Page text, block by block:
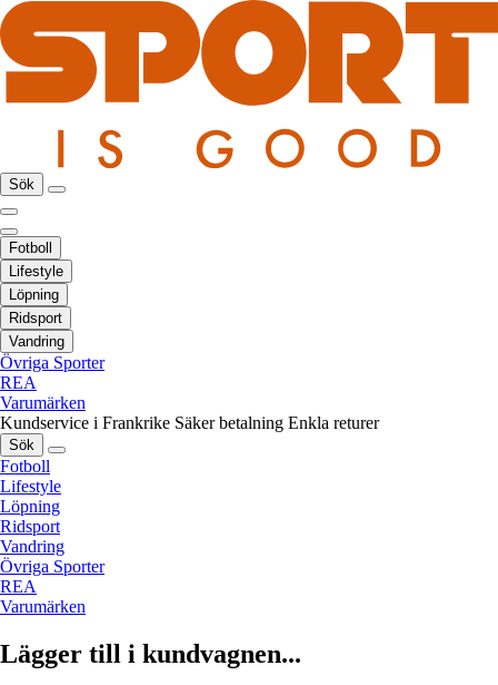
Sök
Fotboll
Lifestyle
Löpning
Ridsport
Vandring
Övriga Sporter
REA
Varumärken
Kundservice i Frankrike Säker betalning Enkla returer
Sök
Fotboll
Lifestyle
Löpning
Ridsport
Vandring
Övriga Sporter
REA
Varumärken
Lägger till i kundvagnen...